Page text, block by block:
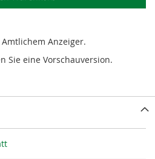
Anzeiger.
Sie eine Vorschauversion.